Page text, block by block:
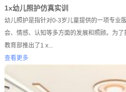
1x幼儿照护仿真实训
幼儿照护是指针对0-3岁儿童提供的一项专业
会、情感、认知等多方面的发展和照顾。为了
教育部推出了1 x...
查看更多